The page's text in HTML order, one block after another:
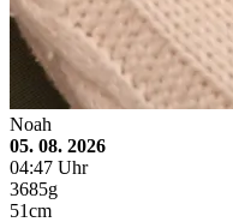
Noah
05. 08. 2026
04:47 Uhr
3685g
51cm